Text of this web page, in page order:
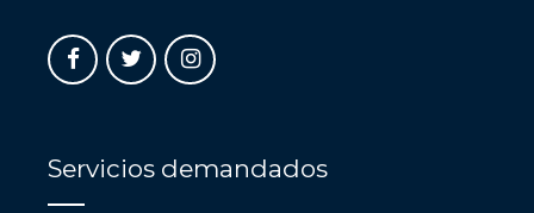
Servicios demandados